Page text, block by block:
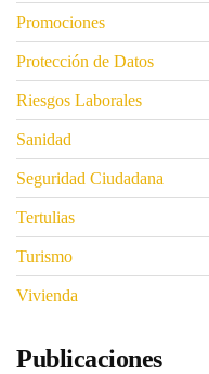
Promociones
Protección de Datos
Riesgos Laborales
Sanidad
Seguridad Ciudadana
Tertulias
Turismo
Vivienda
Publicaciones